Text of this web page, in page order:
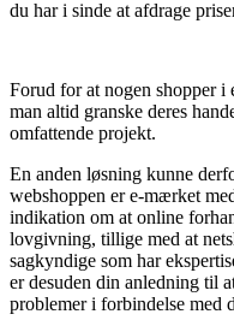
du har i sinde at afdrage
Forud for at nogen shopper
man altid granske deres
omfattende projekt.
En anden løsning kunne
webshoppen er e-mærket
indikation om at online
lovgivning, tillige med at
sagkyndige som har
er desuden din anledning til
problemer i forbindelse med